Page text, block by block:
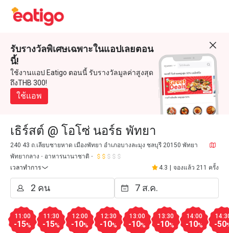
รับรางวัลพิเศษเฉพาะในแอปเลยตอน
นี้!
ใช้งานแอป Eatigo ตอนนี้ รับรางวัลมูลค่าสูงสุด
ถึงTHB 300!
ใช้แอพ
เธิร์สต์ @ โอโซ่ นอร์ธ พัทยา
240 43 ถ.เลียบชายหาด เมืองพัทยา อำเภอบางละมุง ชลบุรี 20150 พัทยา
พัทยากลาง
อาหารนานาชาติ
เวลาทำการ
4.3 จองแล้ว 211 ครั้ง
11:00
-15%
11:30
-15%
12:00
-10%
12:30
-10%
13:00
-10%
13:30
-10%
14:00
-10% -50